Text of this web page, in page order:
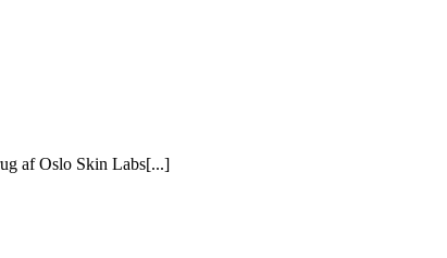
af Oslo Skin Labs[...]